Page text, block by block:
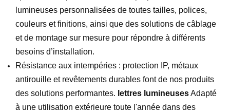
lumineuses personnalisées de toutes tailles, polices,
couleurs et finitions, ainsi que des solutions de câblage
et de montage sur mesure pour répondre à différents
besoins d’installation.
Résistance aux intempéries : protection IP, métaux
antirouille et revêtements durables font de nos produits
des solutions performantes. lettres lumineusesAdapté
à une utilisation extérieure toute l'année dans des